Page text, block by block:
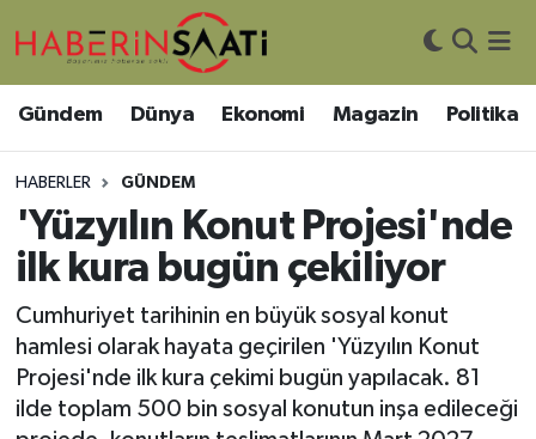
Gündem Dünya Ekonomi Magazin Politika
HABERLER GÜNDEM
'Yüzyılın Konut Projesi'nde
ilk kura bugün çekiliyor
Cumhuriyet tarihinin en büyük sosyal konut
hamlesi olarak hayata geçirilen 'Yüzyılın Konut
Projesi'nde ilk kura çekimi bugün yapılacak. 81
ilde toplam 500 bin sosyal konutun inşa edileceği
Asayiş
Bilim ve Teknoloji
Çevre
DIŞ HABER
Dünya
Eğitim
Nöbetçi Eczaneler
Hava Durumu
Trafik Durumu
Süper Lig Puan Durumu ve Fikstür
Tüm Manşetler
Son Dakika Haberleri